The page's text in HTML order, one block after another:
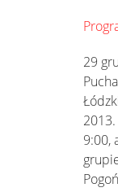
29
9:00,